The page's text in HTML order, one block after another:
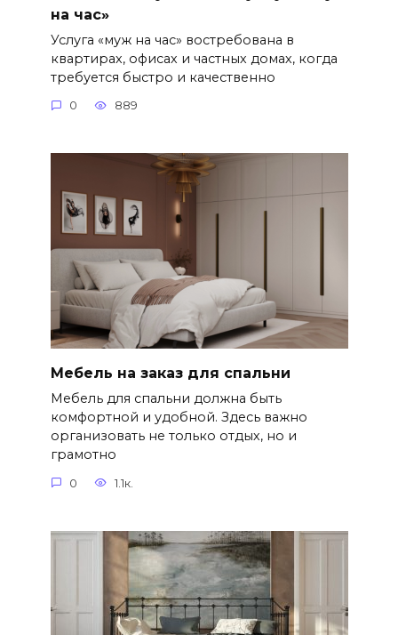
на час»
Услуга «муж на час» востребована в
квартирах, офисах и частных домах, когда
требуется быстро и качественно
0 889
Мебель на заказ для спальни
Мебель для спальни должна быть
комфортной и удобной. Здесь важно
организовать не только отдых, но и
грамотно
0 1.1к.